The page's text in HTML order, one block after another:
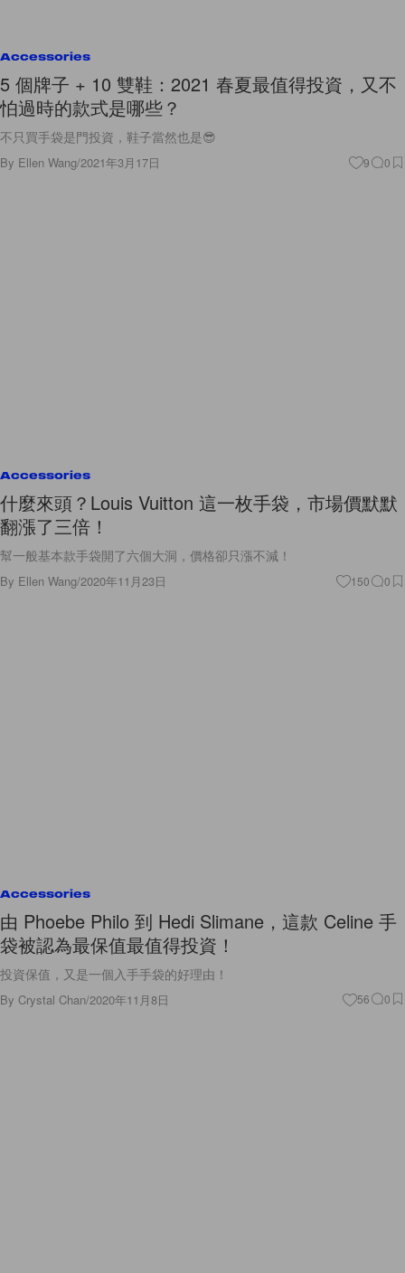
Accessories
5 個牌子 + 10 雙鞋：2021 春夏最值得投資，又不
怕過時的款式是哪些？
不只買手袋是門投資，鞋子當然也是😎
By Ellen Wang/2021年3月17日 9 0
Accessories
什麼來頭？Louis Vuitton 這一枚手袋，市場價默默
翻漲了三倍！
幫一般基本款手袋開了六個大洞，價格卻只漲不減！
By Ellen Wang/2020年11月23日 150 0
Accessories
由 Phoebe Philo 到 Hedi Slimane，這款 Celine 手
袋被認為最保值最值得投資！
投資保值，又是一個入手手袋的好理由！
By Crystal Chan/2020年11月8日 56 0